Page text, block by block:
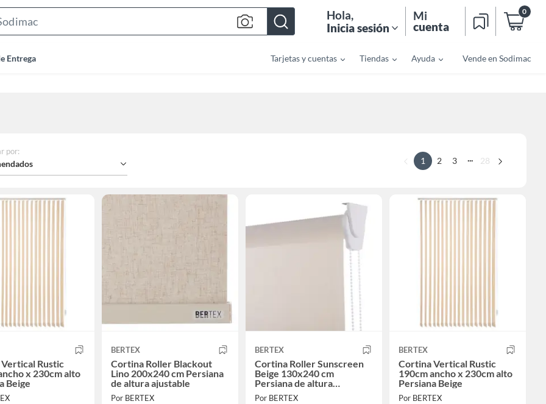
Bar
Hola,
Inicia sesión
Mi
cuenta
0
Entrega Tarjetas y cuentas Tiendas Ayuda Vende en Sodimac
por:
1 2 3 ... 28
Rustic
x 230cm alto
Beige
BERTEX
Cortina Roller Blackout
Lino 200x240 cm Persiana
de altura ajustable
Por BERTEX
BERTEX
Cortina Roller Sunscreen
Beige 130x240 cm
Persiana de altura
ajustable
Por BERTEX
BERTEX
Cortina Vertical Rustic
190cm ancho x 230cm alto
Persiana Beige
Por BERTEX